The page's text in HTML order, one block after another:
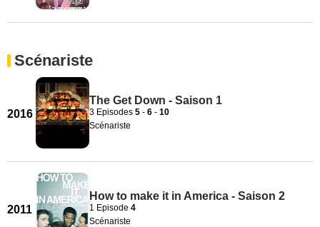
Scénariste
2016
The Get Down - Saison 1
3 Episodes 5 - 6 - 10
Scénariste
2011
How to make it in America - Saison 2
1 Episode 4
Scénariste